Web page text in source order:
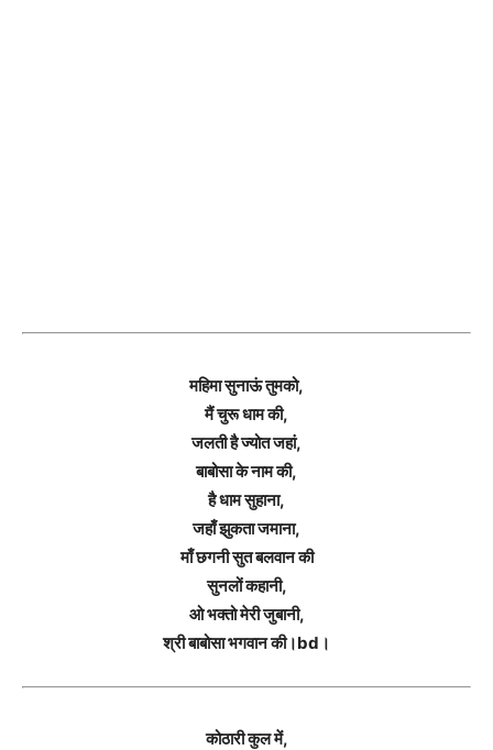
महिमा सुनाऊं तुमको,
मैं चुरू धाम की,
जलती है ज्योत जहां,
बाबोसा के नाम की,
है धाम सुहाना,
जहाँ झुकता जमाना,
माँ छगनी सुत बलवान की
सुनलों कहानी,
ओ भक्तो मेरी जुबानी,
श्री बाबोसा भगवान की।bd।
कोठारी कुल में,